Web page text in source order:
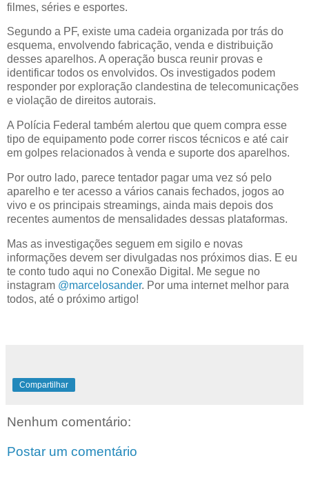
filmes, séries e esportes.
Segundo a PF, existe uma cadeia organizada por trás do
esquema, envolvendo fabricação, venda e distribuição
desses aparelhos. A operação busca reunir provas e
identificar todos os envolvidos. Os investigados podem
responder por exploração clandestina de telecomunicações
e violação de direitos autorais.
A Polícia Federal também alertou que quem compra esse
tipo de equipamento pode correr riscos técnicos e até cair
em golpes relacionados à venda e suporte dos aparelhos.
Por outro lado, parece tentador pagar uma vez só pelo
aparelho e ter acesso a vários canais fechados, jogos ao
vivo e os principais streamings, ainda mais depois dos
recentes aumentos de mensalidades dessas plataformas.
Mas as investigações seguem em sigilo e novas
informações devem ser divulgadas nos próximos dias. E eu
te conto tudo aqui no Conexão Digital. Me segue no
instagram @marcelosander. Por uma internet melhor para
todos, até o próximo artigo!
Compartilhar
Nenhum comentário:
Postar um comentário